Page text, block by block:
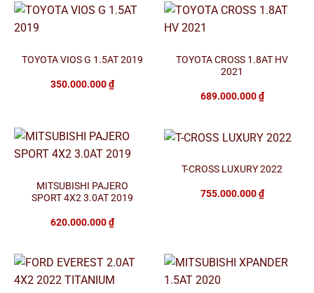
TOYOTA VIOS G 1.5AT 2019
350.000.000₫
TOYOTA CROSS 1.8AT HV
2021
689.000.000₫
MITSUBISHI PAJERO
SPORT 4X2 3.0AT 2019
620.000.000₫
T-CROSS LUXURY 2022
755.000.000₫